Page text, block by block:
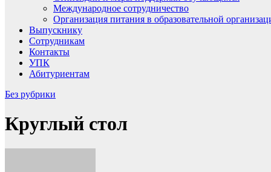
Международное сотрудничество
Организация питания в образовательной
Выпускнику
Сотрудникам
Контакты
УПК
Абитуриентам
Без рубрики
Круглый стол